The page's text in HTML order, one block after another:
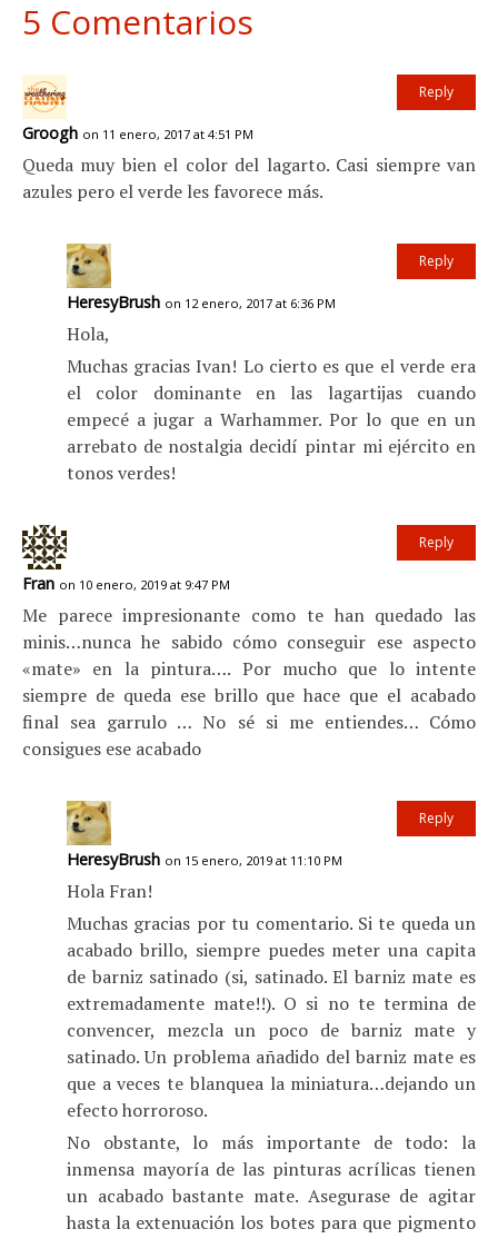
5 Comentarios
Groogh on 11 enero, 2017 at 4:51 PM
Queda muy bien el color del lagarto. Casi siempre van
azules pero el verde les favorece más.
Reply
HeresyBrush on 12 enero, 2017 at 6:36 PM
Hola,
Muchas gracias Ivan! Lo cierto es que el verde era
el color dominante en las lagartijas cuando
empecé a jugar a Warhammer. Por lo que en un
arrebato de nostalgia decidí pintar mi ejército en
tonos verdes!
Reply
Fran on 10 enero, 2019 at 9:47 PM
Me parece impresionante como te han quedado las
minis…nunca he sabido cómo conseguir ese aspecto
«mate» en la pintura…. Por mucho que lo intente
siempre de queda ese brillo que hace que el acabado
final sea garrulo … No sé si me entiendes… Cómo
consigues ese acabado
Reply
HeresyBrush on 15 enero, 2019 at 11:10 PM
Hola Fran!
Muchas gracias por tu comentario. Si te queda un
acabado brillo, siempre puedes meter una capita
de barniz satinado (si, satinado. El barniz mate es
extremadamente mate!!). O si no te termina de
convencer, mezcla un poco de barniz mate y
satinado. Un problema añadido del barniz mate es
que a veces te blanquea la miniatura…dejando un
efecto horroroso.
No obstante, lo más importante de todo: la
inmensa mayoría de las pinturas acrílicas tienen
un acabado bastante mate. Asegurase de agitar
hasta la extenuación los botes para que pigmento
Reply